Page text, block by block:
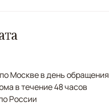
Москве в день обращения
в течение 48 часов
России